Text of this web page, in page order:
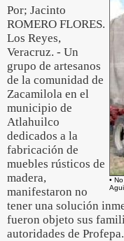
•
Por; Jacinto
ROMERO FLORES.
Los Reyes,
Veracruz. - Un
grupo de artesanos
de la comunidad de
Zacamilola en el
municipio de
Atlahuilco
dedicados a la
fabricación de
muebles rústicos de
madera,
manifestaron no
tener una solución
fueron objeto sus
autoridades de Profepa.